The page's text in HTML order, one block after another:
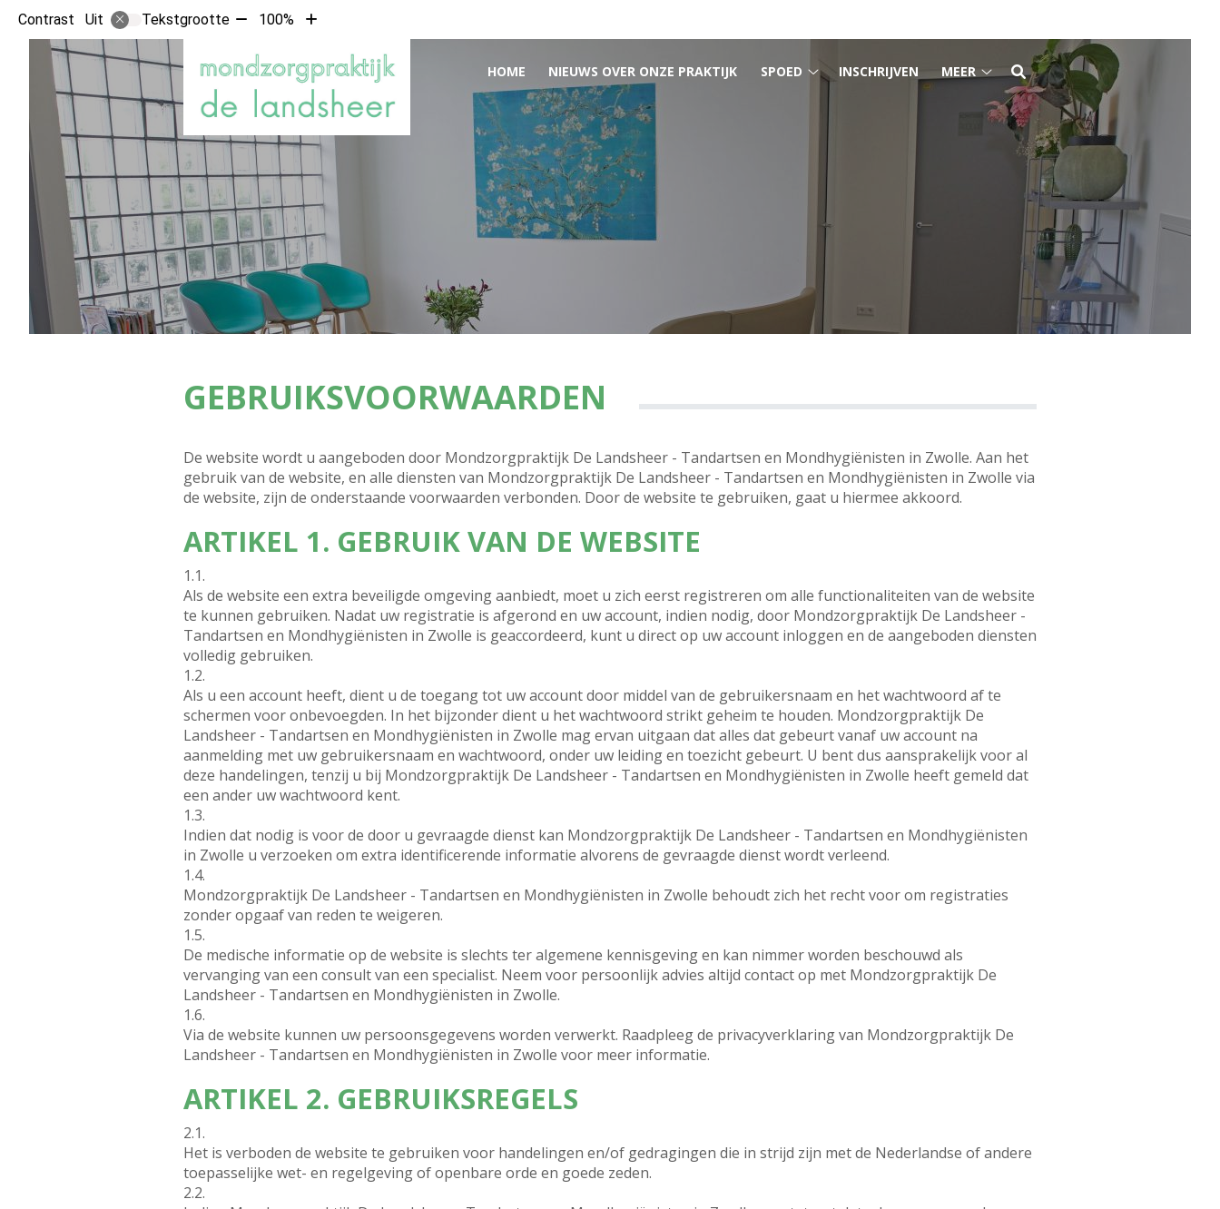
Contrast Uit Tekstgrootte Tekst
met
10%
100%
Tekst
10%
HOOFDMENU
HOME NIEUWS OVER ONZE PRAKTIJK SPOED INSCHRIJVEN MEER
Meer
submenu
GEBRUIKSVOORWAARDEN
De website wordt u aangeboden door Mondzorgpraktijk De Landsheer - Tandartsen en Mondhygiënisten in Zwolle. Aan het
gebruik van de website, en alle diensten van Mondzorgpraktijk De Landsheer - Tandartsen en Mondhygiënisten in Zwolle via
de website, zijn de onderstaande voorwaarden verbonden. Door de website te gebruiken, gaat u hiermee akkoord.
ARTIKEL 1. GEBRUIK VAN DE WEBSITE
1.1.
Als de website een extra beveiligde omgeving aanbiedt, moet u zich eerst registreren om alle functionaliteiten van de website
te kunnen gebruiken. Nadat uw registratie is afgerond en uw account, indien nodig, door Mondzorgpraktijk De Landsheer -
Tandartsen en Mondhygiënisten in Zwolle is geaccordeerd, kunt u direct op uw account inloggen en de aangeboden diensten
volledig gebruiken.
1.2.
Als u een account heeft, dient u de toegang tot uw account door middel van de gebruikersnaam en het wachtwoord af te
schermen voor onbevoegden. In het bijzonder dient u het wachtwoord strikt geheim te houden. Mondzorgpraktijk De
Landsheer - Tandartsen en Mondhygiënisten in Zwolle mag ervan uitgaan dat alles dat gebeurt vanaf uw account na
aanmelding met uw gebruikersnaam en wachtwoord, onder uw leiding en toezicht gebeurt. U bent dus aansprakelijk voor al
deze handelingen, tenzij u bij Mondzorgpraktijk De Landsheer - Tandartsen en Mondhygiënisten in Zwolle heeft gemeld dat
een ander uw wachtwoord kent.
1.3.
Indien dat nodig is voor de door u gevraagde dienst kan Mondzorgpraktijk De Landsheer - Tandartsen en Mondhygiënisten
in Zwolle u verzoeken om extra identificerende informatie alvorens de gevraagde dienst wordt verleend.
1.4.
Mondzorgpraktijk De Landsheer - Tandartsen en Mondhygiënisten in Zwolle behoudt zich het recht voor om registraties
zonder opgaaf van reden te weigeren.
1.5.
De medische informatie op de website is slechts ter algemene kennisgeving en kan nimmer worden beschouwd als
vervanging van een consult van een specialist. Neem voor persoonlijk advies altijd contact op met Mondzorgpraktijk De
Landsheer - Tandartsen en Mondhygiënisten in Zwolle.
1.6.
Via de website kunnen uw persoonsgegevens worden verwerkt. Raadpleeg de privacyverklaring van Mondzorgpraktijk De
Landsheer - Tandartsen en Mondhygiënisten in Zwolle voor meer informatie.
ARTIKEL 2. GEBRUIKSREGELS
2.1.
Het is verboden de website te gebruiken voor handelingen en/of gedragingen die in strijd zijn met de Nederlandse of andere
toepasselijke wet- en regelgeving of openbare orde en goede zeden.
2.2.